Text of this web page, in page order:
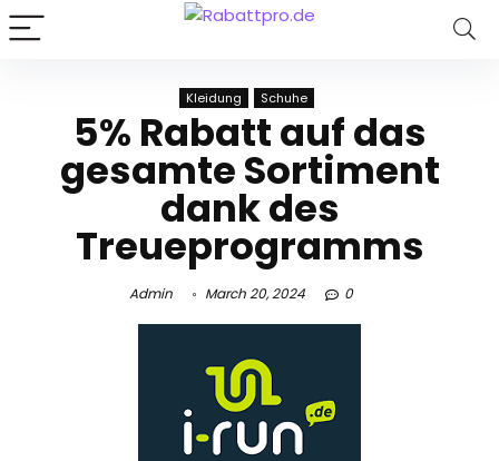
Kleidung Schuhe
5% Rabatt auf das
gesamte Sortiment
dank des
Treueprogramms
Admin March 20, 2024 0